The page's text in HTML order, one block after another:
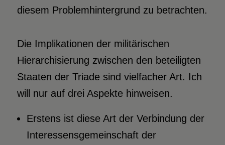
diesem Problemhintergrund zu betrachten.
Die Implikationen der militärischen
Hierarchisierung zwischen den beteiligten
Staaten der Triade sind vielfacher Art. Ich
will nur auf drei Aspekte hinweisen.
Erstens ist diese Art der Verbindung der
Interessensgemeinschaft der